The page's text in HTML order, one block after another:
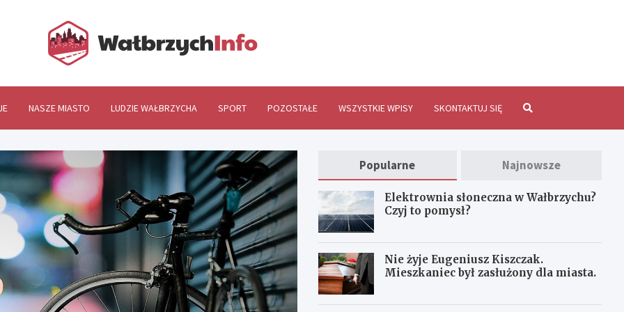
NASZE MIASTO LUDZIE WAŁBRZYCHA SPORT POZOSTAŁE WSZYSTKIE WPISY SKONTAKTUJ SIĘ
Popularne Najnowsze
Elektrownia słoneczna w Wałbrzychu?
Czyj to pomysł?
Nie żyje Eugeniusz Kiszczak.
Mieszkaniec był zasłużony dla miasta.